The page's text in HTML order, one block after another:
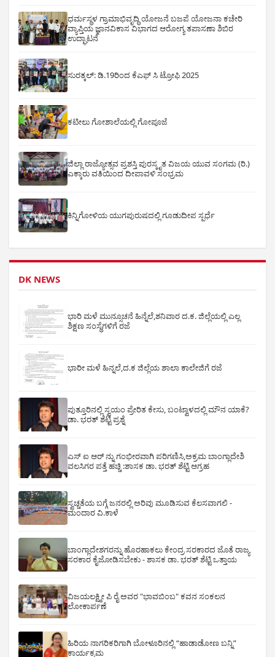
ಧರ್ಮಸ್ಥಳ ಗ್ರಾಮಾಭಿವೃದ್ಧಿ ಯೋಜನೆ ಬಜಪೆ ಯೋಜನಾ ಕಚೇರಿ
ವ್ಯಾಪ್ತಿಯ ಜ್ಞಾನವಿಕಾಸ ವಿಭಾಗದ ಆರೋಗ್ಯ ತಪಾಸಣಾ ಶಿಬಿರ
ಉದ್ಘಾಟನೆ
ಸುರತ್ಕಲ್: ಡಿ‌.19ರಿಂದ ಕೆಎಫ್ ಸಿ ಟ್ರೋಫಿ 2025
ಕಟೀಲು ಗೋಶಾಲೆಯಲ್ಲಿ ಗೋಪೂಜೆ
ಜಿಲ್ಲಾ ರಾಜ್ಯೋತ್ಸವ ಪ್ರಶಸ್ತಿ ಪುರಸ್ಕೃತ ವಿಜಯ ಯುವ ಸಂಗಮ (ರಿ.)
ಎಕ್ಕಾರು ವತಿಯಿಂದ ದೀಪಾವಳಿ ಸಂಭ್ರಮ
ಕಿನ್ನಿಗೋಳಿಯ ಯುಗಪುರುಷದಲ್ಲಿ ಗೂಡುದೀಪ ಸ್ಪರ್ಧೆ
DK NEWS
ಭಾರಿ ಮಳೆ ಮುನ್ಸೂಚನೆ ಹಿನ್ನೆಲೆ,ಶನಿವಾರ ದ.ಕ. ಜಿಲ್ಲೆಯಲ್ಲಿ ಎಲ್ಲ
ಶಿಕ್ಷಣ ಸಂಸ್ಥೆಗಳಿಗೆ ರಜೆ
ಭಾರೀ ಮಳೆ ಹಿನ್ನಲೆ,ದ.ಕ ಜಿಲ್ಲೆಯ ಶಾಲಾ ಕಾಲೇಜಿಗೆ ರಜೆ
ಪುತ್ತೂರಿನಲ್ಲಿ ಸ್ವಯಂ ಪ್ರೇರಿತ ಕೇಸು, ಬಂಟ್ವಾಳದಲ್ಲಿ ಮೌನ ಯಾಕೆ?
ಡಾ. ಭರತ್ ಶೆಟ್ಟಿ ಪ್ರಶ್ನೆ
ಎಸ್ ಐ ಆರ್ ನ್ನು ಗಂಭೀರವಾಗಿ ಪರಿಗಣಿಸಿ,ಅಕ್ರಮ ಬಾಂಗ್ಲಾದೇಶಿ
ವಲಸಿಗರ ಪತ್ತೆ ಹಚ್ಚಿ :ಶಾಸಕ ಡಾ. ಭರತ್ ಶೆಟ್ಟಿ ಆಗ್ರಹ
ಸ್ವಚ್ಚತೆಯ ಬಗ್ಗೆ ಜನರಲ್ಲಿ ಅರಿವು ಮೂಡಿಸುವ ಕೆಲಸವಾಗಲಿ -
ಮಂದಾರ ವಿ.ಕಾಳೆ
ಬಾಂಗ್ಲಾದೇಶಗರನ್ನು ಹೊರಹಾಕಲು ಕೇಂದ್ರ ಸರಕಾರದ ಜೊತೆ ರಾಜ್ಯ
ಸರಕಾರ ಕೈಜೋಡಿಸಬೇಕು - ಶಾಸಕ ಡಾ. ಭರತ್ ಶೆಟ್ಟಿ ಒತ್ತಾಯ
ವಿಜಯಲಕ್ಷ್ಮೀ ಪಿ ರೈ ಅವರ "ಭಾವಬಿಂಬ" ಕವನ ಸಂಕಲನ
ಲೋಕಾರ್ಪಣೆ
ಹಿರಿಯ ನಾಗರಿಕರಿಗಾಗಿ ಬೋಳೂರಿನಲ್ಲಿ “ಹಾಡಾಡೋಣ ಬನ್ನಿ”
ಕಾರ್ಯಕ್ರಮ